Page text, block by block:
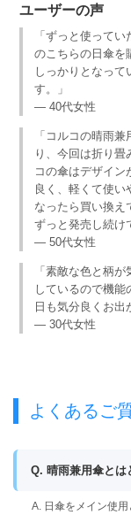
ユーザーの声
「ずっと使って
のこちらの日傘を
しっかりとなって
す。」
— 40代女性
「コルコの晴雨
り、今回は折り
コの傘はデザイン
良く、軽くて使い
なったら買い換え
ずっと発売し続け
— 50代女性
「素敵な色と柄
しているので機
日も気分良くお出
— 30代女性
よくあるご
Q. 晴雨兼用傘とは
A. 日傘をメイン使用